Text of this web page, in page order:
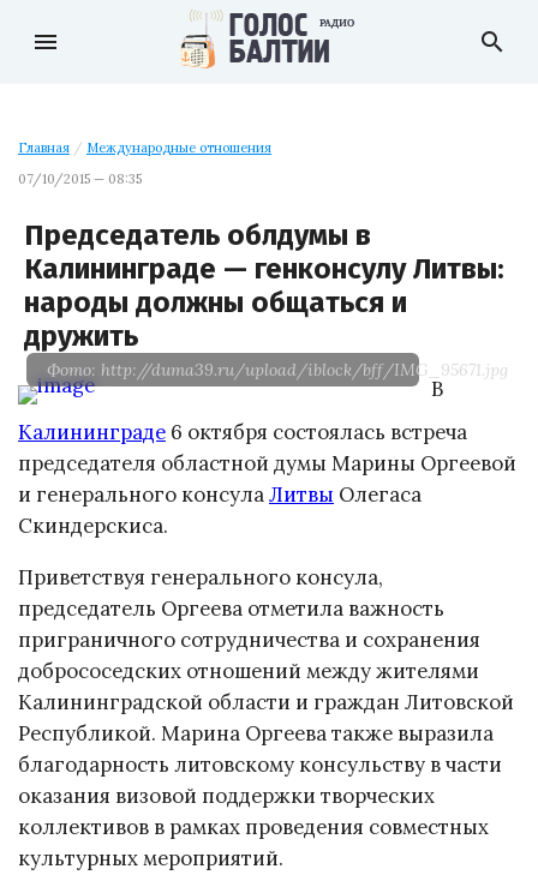
menu search
Главная / Международные отношения
07/10/2015 — 08:35
Председатель облдумы в
Калининграде — генконсулу Литвы:
народы должны общаться и
дружить
Фото: http://duma39.ru/upload/iblock/bff/IMG_95671.jpg
В
Калининграде 6 октября состоялась встреча
председателя областной думы Марины Оргеевой
и генерального консулаЛитвы Олегаса
Скиндерскиса.
Приветствуя генерального консула,
председатель Оргеева отметила важность
приграничного сотрудничества и сохранения
добрососедских отношений между жителями
Калининградской области и граждан Литовской
Республикой. Марина Оргеева также выразила
благодарность литовскому консульству в части
оказания визовой поддержки творческих
коллективов в рамках проведения совместных
культурных мероприятий.